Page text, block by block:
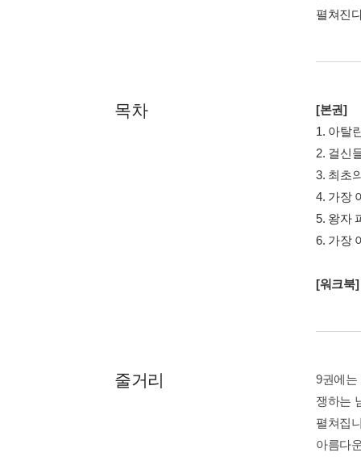
펼쳐진
목차
[본권]
1. 아탈
2. 걸신
3. 최초
4. 가장
5. 왕자
6. 가장
[워크북]
줄거리
9권에는
쟁하는
펼쳐집
아름다